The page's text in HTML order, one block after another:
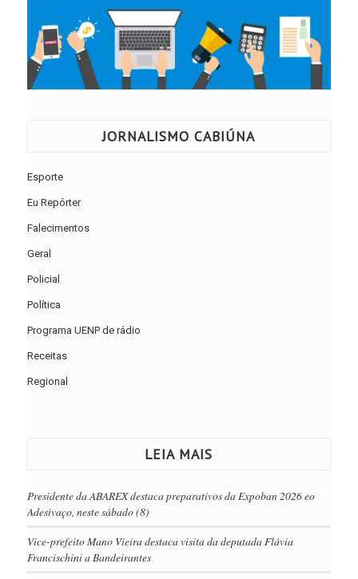
JORNALISMO CABIÚNA
Esporte
Eu Repórter
Falecimentos
Geral
Policial
Política
Programa UENP de rádio
Receitas
Regional
LEIA MAIS
Presidente da ABAREX destaca preparativos da Expoban 2026 eo
Adesivaço, neste sábado (8)
Vice-prefeito Mano Vieira destaca visita da deputada Flávia
Francischini a Bandeirantes